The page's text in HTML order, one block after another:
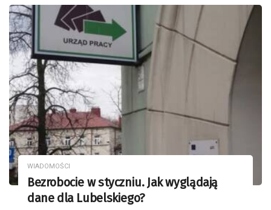
WIADOMOŚCI
Bezrobocie w styczniu. Jak wyglądają
dane dla Lubelskiego?